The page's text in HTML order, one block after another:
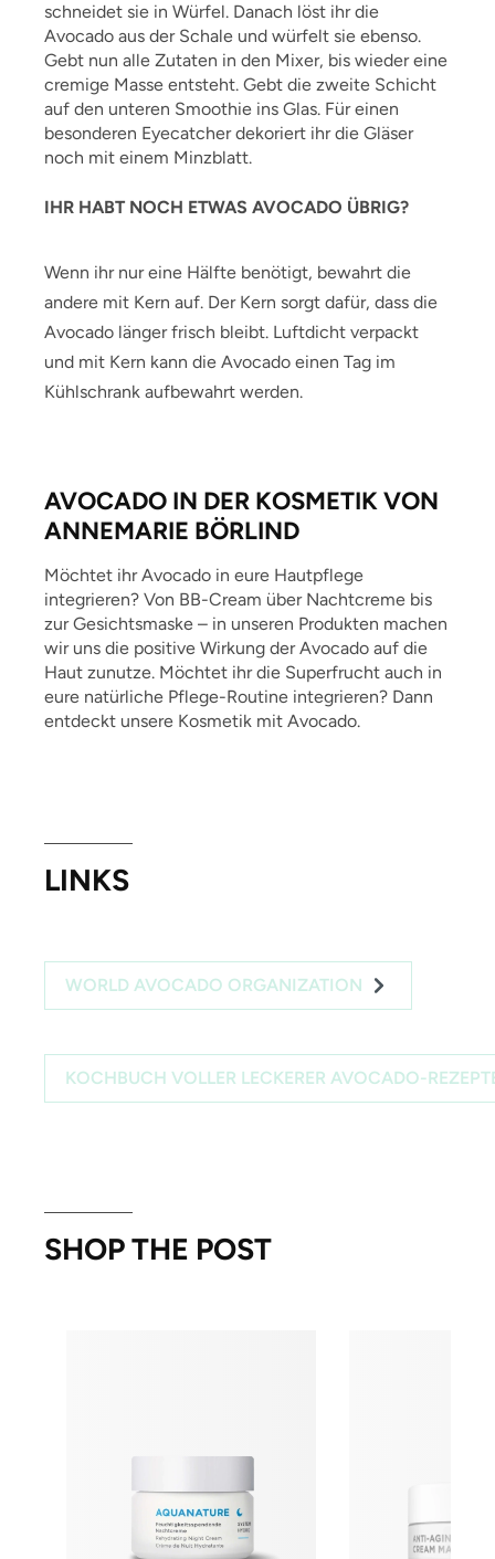
schneidet sie in Würfel. Danach löst ihr die
Avocado aus der Schale und würfelt sie ebenso.
Gebt nun alle Zutaten in den Mixer, bis wieder eine
cremige Masse entsteht. Gebt die zweite Schicht
auf den unteren Smoothie ins Glas. Für einen
besonderen Eyecatcher dekoriert ihr die Gläser
noch mit einem Minzblatt.
IHR HABT NOCH ETWAS AVOCADO ÜBRIG?
Wenn ihr nur eine Hälfte benötigt, bewahrt die
andere mit Kern auf. Der Kern sorgt dafür, dass die
Avocado länger frisch bleibt. Luftdicht verpackt
und mit Kern kann die Avocado einen Tag im
Kühlschrank aufbewahrt werden.
AVOCADO IN DER KOSMETIK VON
ANNEMARIE BÖRLIND
Möchtet ihr Avocado in eure Hautpflege
integrieren? Von BB-Cream über Nachtcreme bis
zur Gesichtsmaske – in unseren Produkten machen
wir uns die positive Wirkung der Avocado auf die
Haut zunutze. Möchtet ihr die Superfrucht auch in
eure natürliche Pflege-Routine integrieren? Dann
entdeckt unsere Kosmetik mit Avocado.
LINKS
WORLD AVOCADO ORGANIZATION
KOCHBUCH VOLLER LECKERER AVOCADO-
SHOP THE POST